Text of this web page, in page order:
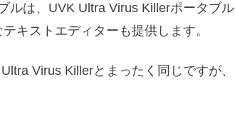
は、UVK Ultra Virus Killerポータブ
キストエディターも提供します。
Virus Killerとまったく同じですが